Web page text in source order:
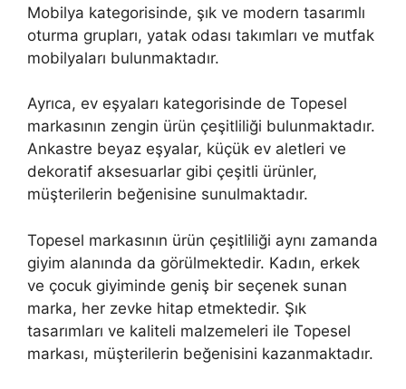
Mobilya kategorisinde, şık ve modern tasarımlı
oturma grupları, yatak odası takımları ve mutfak
mobilyaları bulunmaktadır.
Ayrıca, ev eşyaları kategorisinde de Topesel
markasının zengin ürün çeşitliliği bulunmaktadır.
Ankastre beyaz eşyalar, küçük ev aletleri ve
dekoratif aksesuarlar gibi çeşitli ürünler,
müşterilerin beğenisine sunulmaktadır.
Topesel markasının ürün çeşitliliği aynı zamanda
giyim alanında da görülmektedir. Kadın, erkek
ve çocuk giyiminde geniş bir seçenek sunan
marka, her zevke hitap etmektedir. Şık
tasarımları ve kaliteli malzemeleri ile Topesel
markası, müşterilerin beğenisini kazanmaktadır.